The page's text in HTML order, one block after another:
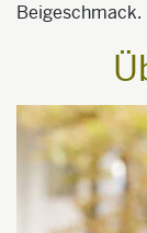
Beigeschmack.